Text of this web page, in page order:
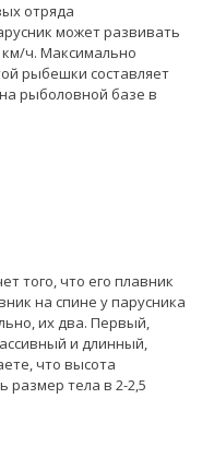
отряда
может развивать
ч. Максимально
рыбешки составляет
рыболовной базе в
того, что его плавник
на спине у парусника
их два. Первый,
и длинный,
что высота
тела в 2-2,5